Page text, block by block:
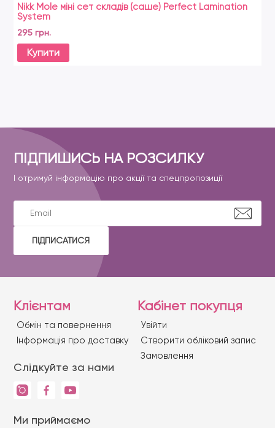
Nikk Mole міні сет складів (саше) Perfect Lamination
System
295 грн.
Купити
ПІДПИШИСЬ НА РОЗСИЛКУ
І отримуй інформацію про акції та спецпропозиції
ПІДПИСАТИСЯ
Клієнтам
Обмін та повернення
Iнформація про доставку
Слідкуйте за нами
Ми приймаємо
Кабінет покупця
Увійти
Створити обліковий запис
Замовлення